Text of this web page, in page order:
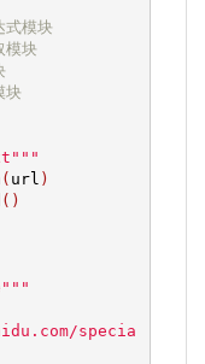
式模块
模块
块
( url )
()
specia